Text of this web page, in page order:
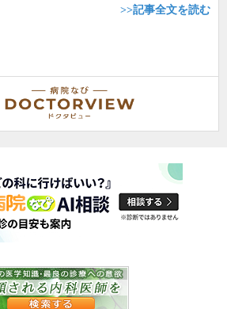
>>記事全文を読む